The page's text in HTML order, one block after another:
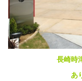
モデルハウス
シミュレーショ
長崎時
あ